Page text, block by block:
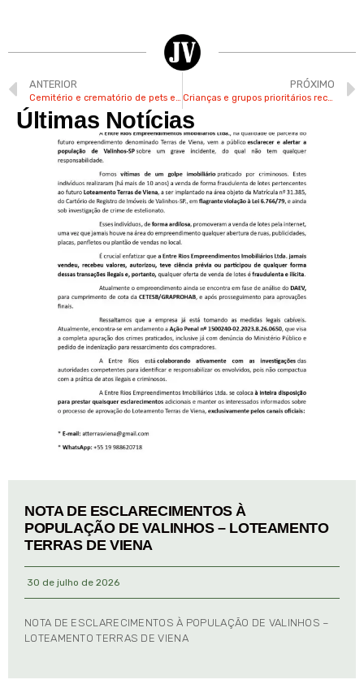
ANTERIOR PRÓXIMO
Crianças e grupos prioritários receberão vacina anual contra covid
Últimas Notícias
NOTA DE ESCLARECIMENTOS À
POPULAÇÃO DE VALINHOS – LOTEAMENTO
TERRAS DE VIENA
30 de julho de 2026
NOTA DE ESCLARECIMENTOS À POPULAÇÃO DE VALINHOS –
LOTEAMENTO TERRAS DE VIENA